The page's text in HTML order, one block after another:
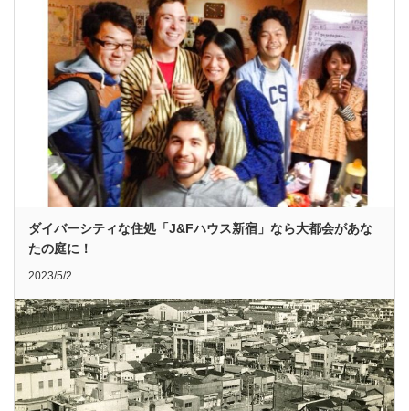
ダイバーシティな住処「J&Fハウス新宿」なら大都会があな
たの庭に！
2023/5/2